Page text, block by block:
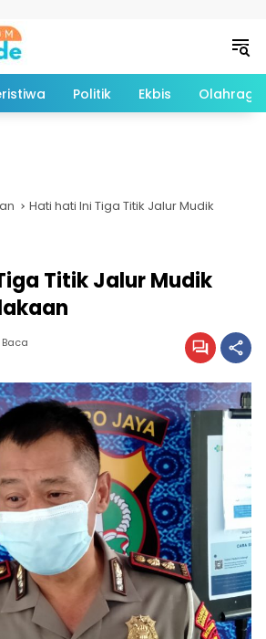
Politik Ekbis Olahraga
Hati hati Ini Tiga Titik Jalur Mudik
Titik Jalur Mudik
Baca